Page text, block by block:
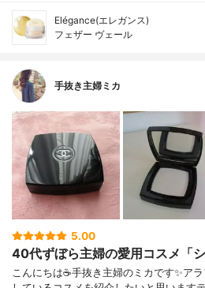
Elégance(エレガンス)
フェザー ヴェール
手抜き主婦ミカ
5.00
40代ずぼら主婦の愛用コスメ「シ
こんにちは☕手抜き主婦のミカです✨ア